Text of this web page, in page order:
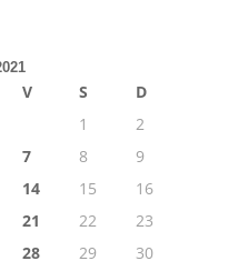
V S
D
1
2
7 8
9
14 15
16
21 22
23
28 29
30